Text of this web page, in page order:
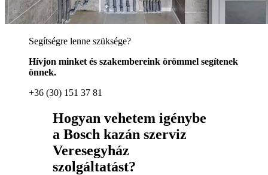
Segítségre lenne szüksége?
Hívjon minket és szakembereink örömmel segítenek
önnek.
+36 (30) 151 37 81
Hogyan vehetem igénybe
a Bosch kazán szerviz
Veresegyház
szolgáltatást?